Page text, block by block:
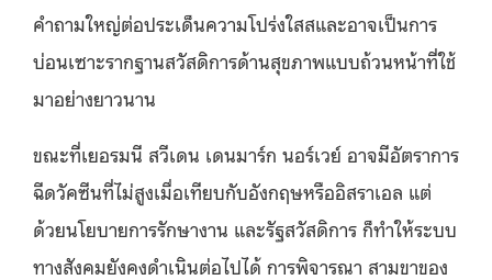
คำถามใหญ่ต่อประเด็นความโปร่งใสสและอาจเป็นการ
บ่อนเซาะรากฐานสวัสดิการด้านสุขภาพแบบถ้วนหน้าที่ใช้
มาอย่างยาวนาน
ขณะที่เยอรมนี สวีเดน เดนมาร์ก นอร์เวย์ อาจมีอัตราการ
ฉีดวัคซีนที่ไม่สูงเมื่อเทียบกับอังกฤษหรืออิสราเอล แต่
ด้วยนโยบายการรักษางาน และรัฐสวัสดิการ ก็ทำให้ระบบ
ทางสังคมยังคงดำเนินต่อไปได้ การพิจารณา สามขาของ